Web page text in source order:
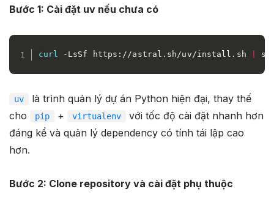
Bước 1: Cài đặt uv nếu chưa có
curl -LsSf https://astral.sh/uv/install.sh sh
uv
là trình quản lý dự án Python hiện đại, thay thế
cho
pip + virtualenv
với tốc độ cài đặt nhanh hơn
đáng kể và quản lý dependency có tính tái lập cao
hơn.
Bước 2: Clone repository và cài đặt phụ thuộc